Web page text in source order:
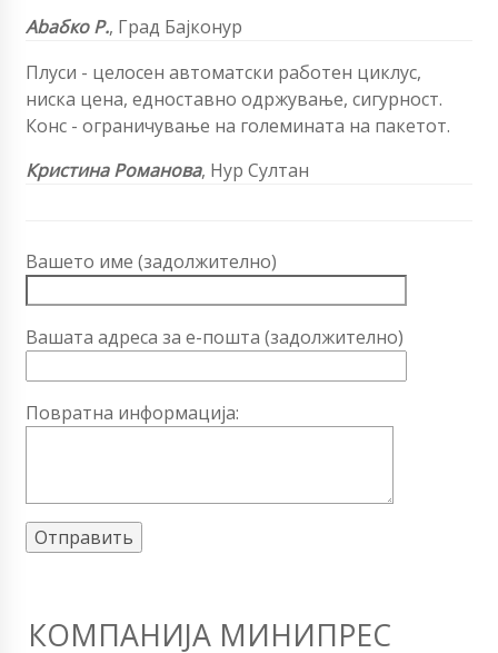
Abабко Р., Град Бајконур
Плуси - целосен автоматски работен циклус,
ниска цена, едноставно одржување, сигурност.
Конс - ограничување на големината на пакетот.
Кристина Романова, Нур Султан
Вашето име (задолжително)
Вашата адреса за е-пошта (задолжително)
Повратна информација:
КОМПАНИЈА МИНИПРЕС